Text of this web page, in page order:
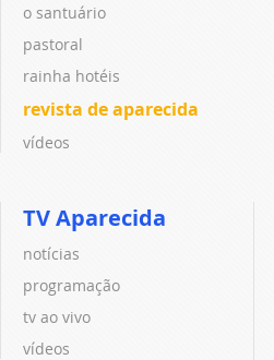
o santuário
pastoral
rainha hotéis
revista de aparecida
vídeos
TV Aparecida
notícias
programação
tv ao vivo
vídeos